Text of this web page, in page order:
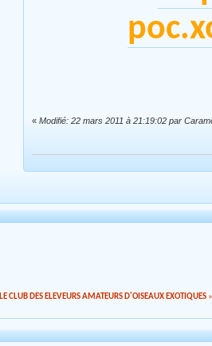
« Modifié: 22 mars 2011 à 21:19:02 par
LE CLUB DES ELEVEURS AMATEURS D'OISEAUX EXOTIQUES